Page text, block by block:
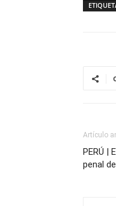
Artículo
PERÚ |
penal